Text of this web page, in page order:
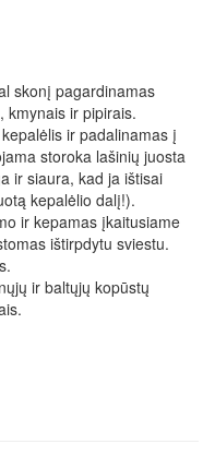
skonį pagardinamas
kmynais ir pipirais.
ir padalinamas į
storoka lašinių juosta
ir siaura, kad ja ištisai
kepalėlio dalį!).
ir kepamas įkaitusiame
ištirpdytu sviestu.
ir baltųjų kopūstų